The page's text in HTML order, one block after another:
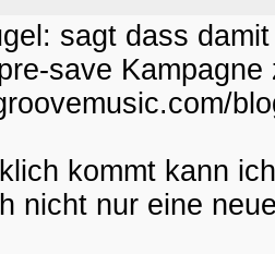
sagt dass
save Kampagne
kommt kann
nicht nur eine